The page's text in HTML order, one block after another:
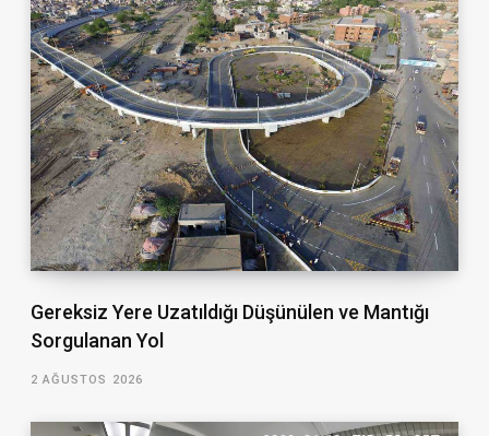
Gereksiz Yere Uzatıldığı Düşünülen ve Mantığı
Sorgulanan Yol
2 AĞUSTOS 2026